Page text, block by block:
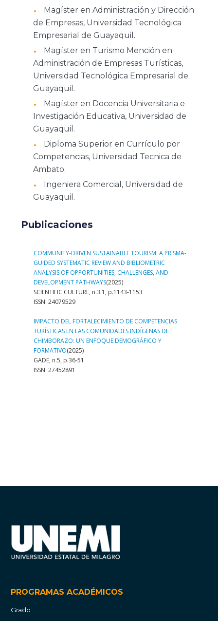
Magíster en Administración y Dirección
de Empresas, Universidad Tecnológica
Empresarial de Guayaquil.
Magíster en Turismo Mención en
Administración de Empresas Turísticas,
Universidad Tecnológica Empresarial de
Guayaquil.
Magíster en Docencia Universitaria e
Investigación Educativa, Universidad de
Guayaquil.
Diploma Superior en Currículo por
Competencias, Universidad Tecnica de
Ambato.
Ingeniera Comercial, Universidad de
Guayaquil.
Publicaciones
PROGRAMAS ACADÉMICOS
Grado